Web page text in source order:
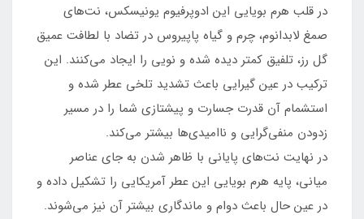
در قلب هرم بویایی این ادوپرفیوم یونیسکس، نت‌های
صمغ لابدانوم، چرم و گیاه پاپیروس در تضاد با لطافت عمیق
گل رز، تلفیق کمتر دیده شده و نویی را ایجاد می‌کنند. این
ترکیب در عین گیرایی باعث تشدید تلخی عطر شده و
استشمام آن قدرت جسارت و پیشتازی شما را در مسیر
زدودن منفی‌گرایی و ناامیدی‌ها بیشتر می‌کند.
در نهایت نت‌های پایانی با ظاهر شدن به جای عناصر
میانی، پایه هرم بویایی این عطر آمریکایی را تشکیل داده و
در عین حال باعث دوام و ماندگاری بیشتر آن نیز می‌شوند.